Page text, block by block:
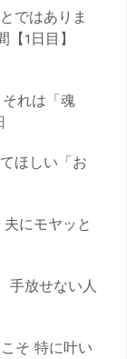
ではありま
1日目】
れは「魂
ほしい「お
にモヤッと
手放せない人
そ 特に叶い